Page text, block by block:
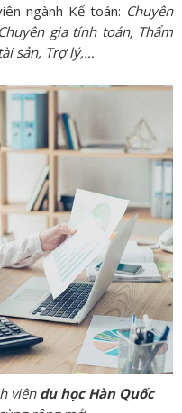
ngành Kế toán: Chuyên
gia tính toán, Thẩm
sản, Trợ lý,…
viên du học Hàn Quốc